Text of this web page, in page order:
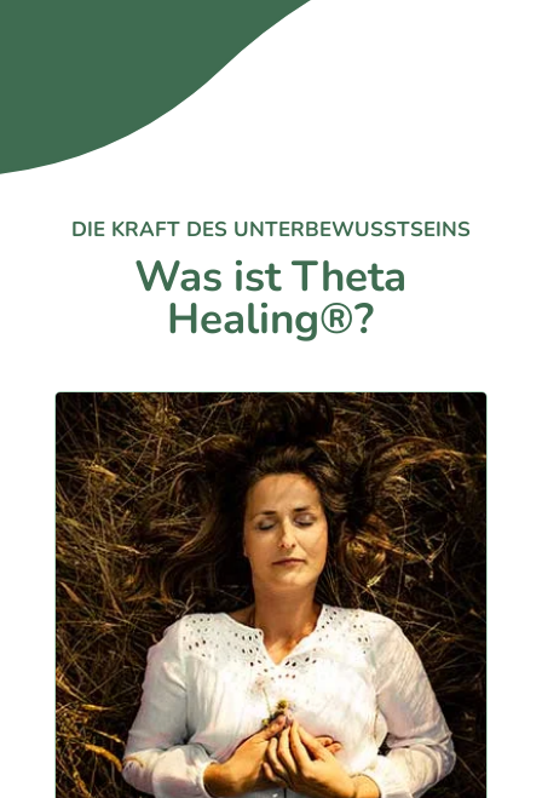
DIE KRAFT DES UNTERBEWUSSTSEINS
Was ist Theta
Healing®?